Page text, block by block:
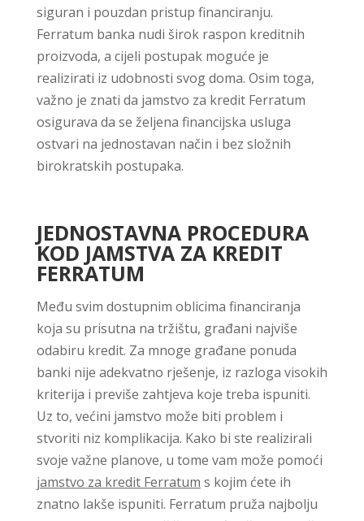
siguran i pouzdan pristup financiranju.
Ferratum banka nudi širok raspon kreditnih
proizvoda, a cijeli postupak moguće je
realizirati iz udobnosti svog doma. Osim toga,
važno je znati da jamstvo za kredit Ferratum
osigurava da se željena financijska usluga
ostvari na jednostavan način i bez složnih
birokratskih postupaka.
JEDNOSTAVNA PROCEDURA
KOD JAMSTVA ZA KREDIT
FERRATUM
Među svim dostupnim oblicima financiranja
koja su prisutna na tržištu, građani najviše
odabiru kredit. Za mnoge građane ponuda
banki nije adekvatno rješenje, iz razloga visokih
kriterija i previše zahtjeva koje treba ispuniti.
Uz to, većini jamstvo može biti problem i
stvoriti niz komplikacija. Kako bi ste realizirali
svoje važne planove, u tome vam može pomoći
jamstvo za kredit Ferratum s kojim ćete ih
znatno lakše ispuniti. Ferratum pruža najbolju